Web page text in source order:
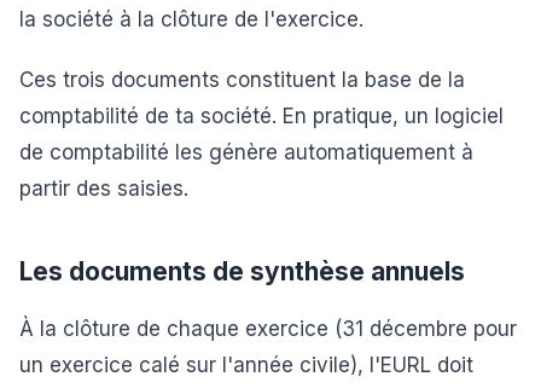
la société à la clôture de l'exercice.
Ces trois documents constituent la base de la
comptabilité de ta société. En pratique, un logiciel
de comptabilité les génère automatiquement à
partir des saisies.
Les documents de synthèse annuels
À la clôture de chaque exercice (31 décembre pour
un exercice calé sur l'année civile), l'EURL doit